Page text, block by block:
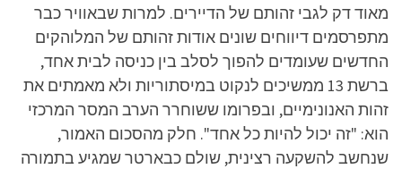
מאוד דק לגבי זהותם של הדיירים. למרות שבאוויר כבר
מתפרסמים דיווחים שונים אודות זהותם של המלוהקים
החדשים שעומדים להפוך לסלב בין כניסה לבית אחד,
ברשת 13 ממשיכים לנקוט במיסתוריות ולא מאמתים את
זהות האנונימיים, ובפרומו ששוחרר הערב המסר המרכזי
הוא: "זה יכול להיות כל אחד". חלק מהסכום האמור,
שנחשב להשקעה רצינית, שולם כבארטר שמגיע בתמורה